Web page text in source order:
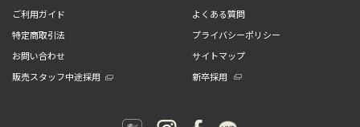
ご利用ガイド
よくある質問
特定商取引法
プライバシーポリシー
お問い合わせ
サイトマップ
販売スタッフ中途採用
新卒採用